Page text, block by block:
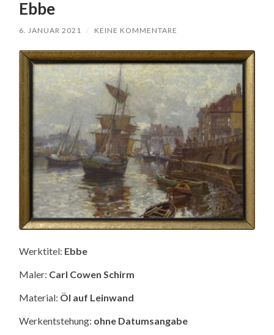
Ebbe
6. JANUAR 2021 / KEINE KOMMENTARE
Werktitel: Ebbe
Maler: Carl Cowen Schirm
Material: Öl auf Leinwand
Werkentstehung: ohne Datumsangabe